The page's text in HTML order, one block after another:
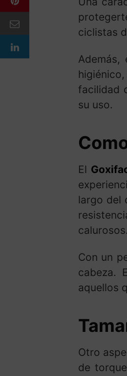
ciclistas
facilidad
su uso.
El
largo del
calurosos.
Con un
cabeza.
aquellos
Otro
de